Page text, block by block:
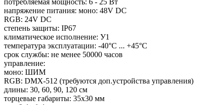
напряжение питания: моно: 48V DC
RGB: 24V DC
степень защиты: IP67
климатическое исполнение: У1
температура эксплуатации: -40°С ... +45°С
срок службы: не менее 50000 часов
управление:
моно: ШИМ
RGB: DMX-512 (требуются доп.устройства управления)
длины: 30, 60, 90, 120 см
торцевые габариты: 35х30 мм